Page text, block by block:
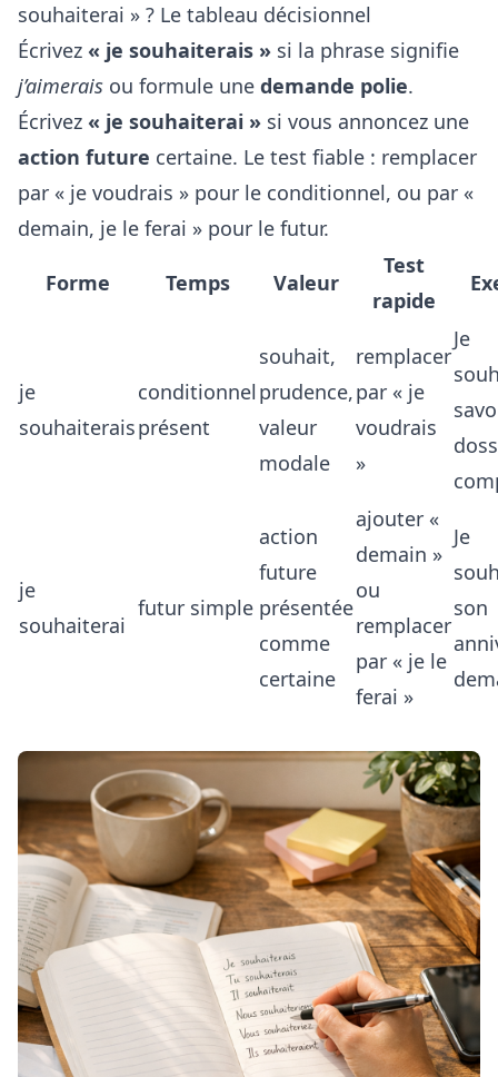
souhaiterai » ? Le tableau décisionnel
Écrivez « je souhaiterais » si la phrase signifie
j’aimerais ou formule une demande polie.
Écrivez « je souhaiterai » si vous annoncez une
action future certaine. Le test fiable : remplacer
par « je voudrais » pour le conditionnel, ou par «
demain, je le ferai » pour le futur.
Forme Temps Valeur
Test
rapide
je
souhaiterais
conditionnel
présent
souhait,
prudence,
valeur
modale
remplacer
par « je
voudrais
»
Je
je
souhaiterai
futur simple
action
future
présentée
comme
certaine
ajouter «
demain »
ou
remplacer
par « je le
ferai »
Je
son